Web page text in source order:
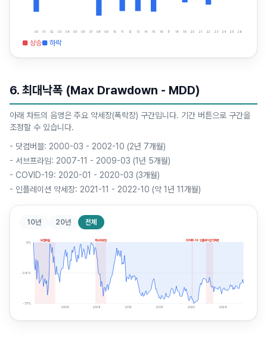
00 01 02 03 04 05 06 07 08 09 10 11 12 13 14 15 16 17 18 19 20 21 22 23 24 25 26
■ 상승■ 하락
6. 최대낙폭 (Max Drawdown - MDD)
아래 차트의 음영은 주요 약세장(폭락장) 구간입니다. 기간 버튼으로 구간을
조정할 수 있습니다.
- 닷컴버블: 2000-03 - 2002-10 (2년 7개월)
- 서브프라임: 2007-11 - 2009-03 (1년 5개월)
- COVID-19: 2020-01 - 2020-03 (3개월)
- 인플레이션 약세장: 2021-11 - 2022-10 (약 1년 11개월)
10년 20년 전체
닷컴버블 서브프라임 COVID-19 인플레이션 약세장
0%
-38%
-77%
2004 2008 2012 2016 2020 2024